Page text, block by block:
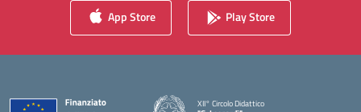
App Store Play Store
XII° Circolo Didattico